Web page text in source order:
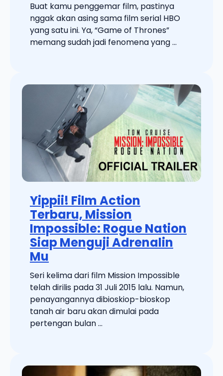
Buat kamu penggemar film, pastinya
nggak akan asing sama film serial HBO
yang satu ini. Ya, “Game of Thrones”
memang sudah jadi fenomena yang ...
Yippii! Film Action
Terbaru, Mission
Impossible: Rogue Nation
Siap Menguji Adrenalin
Mu
Seri kelima dari film Mission Impossible
telah dirilis pada 31 Juli 2015 lalu. Namun,
penayangannya dibioskiop-bioskop
tanah air baru akan dimulai pada
pertengan bulan ...